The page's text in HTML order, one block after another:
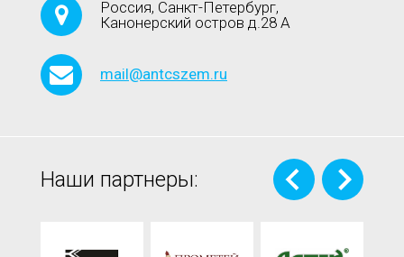
Россия, Санкт-Петербург,
Канонерский остров д.28 А
mail@antcszem.ru
Наши партнеры: